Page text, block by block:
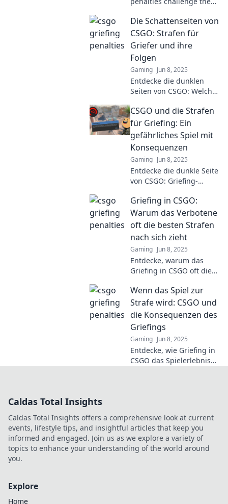
and change the way we
experience griefing in
gaming.
Die Schattenseiten von
CSGO: Strafen für
Griefer und ihre
Folgen
Gaming Jun 8, 2025
Entdecke die dunklen
Seiten von CSGO: Welche
und wie beeinflussen sie
das Spiel? Jetzt mehr
erfahren!
CSGO und die Strafen
für Griefing: Ein
gefährliches Spiel mit
Konsequenzen
Gaming Jun 8, 2025
Entdecke die dunkle Seite
von CSGO: Griefing-
ruinieren können. Lass
dich von den
Konsequenzen
schockieren!
Griefing in CSGO:
Warum das Verbotene
oft die besten Strafen
nach sich zieht
Gaming Jun 8, 2025
Entdecke, warum das
Griefing in CSGO oft die
sich zieht und welche
Strategien dagegen
helfen!
Wenn das Spiel zur
Strafe wird: CSGO und
die Konsequenzen des
Griefings
Gaming Jun 8, 2025
Entdecke, wie Griefing in
CSGO das Spielerlebnis
Caldas Total Insights
Caldas Total Insights offers a comprehensive look at current
events, lifestyle tips, and insightful articles that keep you
informed and engaged. Join us as we explore a variety of
topics to enhance your understanding of the world around
you.
Explore
Home